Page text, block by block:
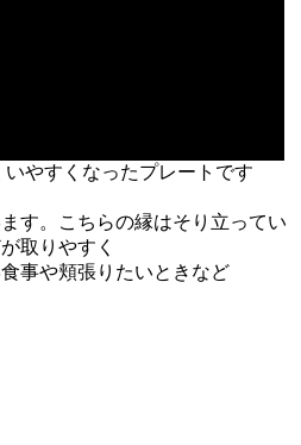
やすくなったプレートです
す。こちらの縁はそり立ってい
取りやすく
事や頬張りたいときなど